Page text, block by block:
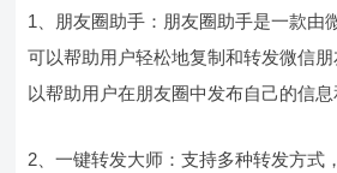
1、朋友圈助手：朋友圈助手是一款由
可以帮助用户轻松地复制和转发微信
以帮助用户在朋友圈中发布自己的信息
2、一键转发大师：支持多种转发方式